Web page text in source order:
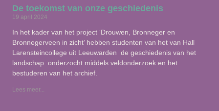
De toekomst van onze geschiedenis
19 april 2024
In het kader van het project ‘Drouwen, Bronneger en
Bronnegerveen in zicht’ hebben studenten van het van Hall
Larensteincollege uit Leeuwarden de geschiedenis van het
landschap onderzocht middels veldonderzoek en het
bestuderen van het archief.
Lees meer...